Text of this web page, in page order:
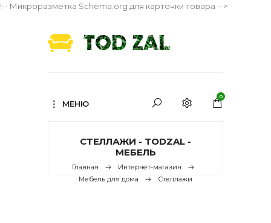
!-- Микроразметка Schema.org для карточки товара -->
МЕНЮ
0
СТЕЛЛАЖИ - TODZAL -
МЕБЕЛЬ
Главная
Интернет-магазин
Мебель для дома
Стеллажи